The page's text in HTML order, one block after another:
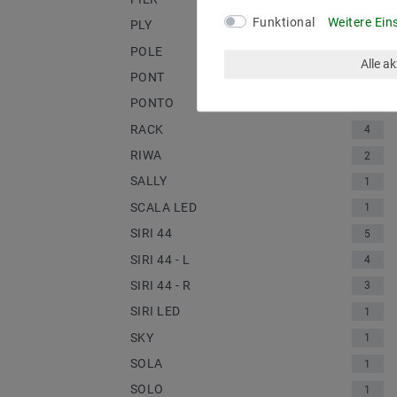
PLY 1
POLE
PONT
PONTO
RACK 4
RIWA 2
SALLY 1
SCALA LED 1
SIRI 44 5
SIRI 44 - L 4
SIRI 44 - R 3
SIRI LED 1
SKY 1
SOLA 1
SOLO 1
Funktional Weitere
Alle